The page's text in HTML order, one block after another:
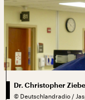
Dr. Christopher
© Deutschlandradio /